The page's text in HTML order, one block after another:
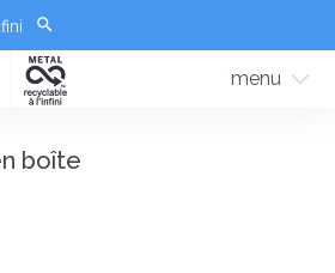
menu
boîte